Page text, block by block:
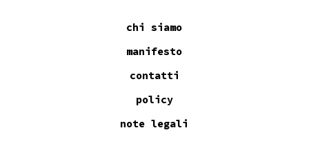
chi siamo
manifesto
contatti
policy
note legali